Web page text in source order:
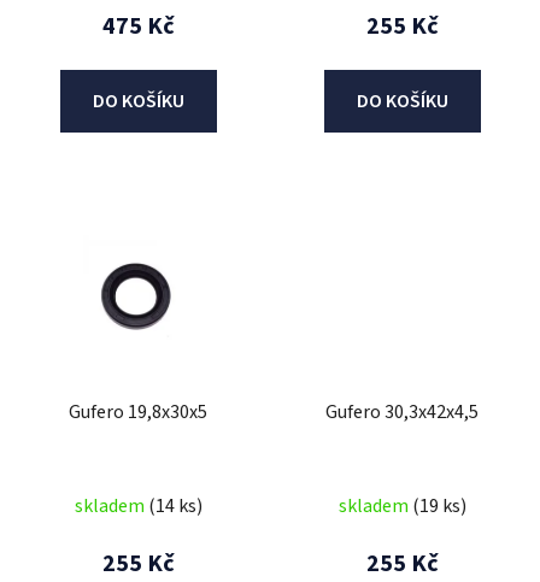
475 Kč
DO KOŠÍKU
255 Kč
DO KOŠÍKU
Gufero 19,8x30x5
skladem (14 ks)
255 Kč
Gufero 30,3x42x4,5
skladem (19 ks)
255 Kč